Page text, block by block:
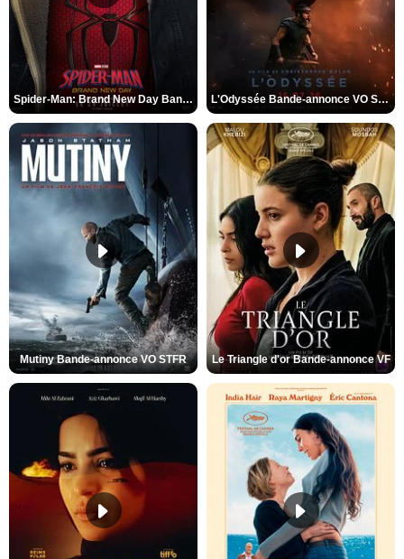
Spider-Man: Brand New Day Bande-annonce VO STFR L'Odyssée Bande-annonce VO STFR
Mutiny Bande-annonce VO STFR Le Triangle d'or Bande-annonce VF